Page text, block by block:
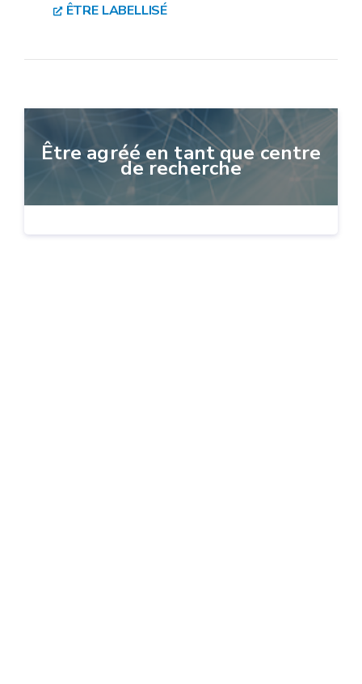
ÊTRE LABELLISÉ
Être agréé en tant que centre
de recherche